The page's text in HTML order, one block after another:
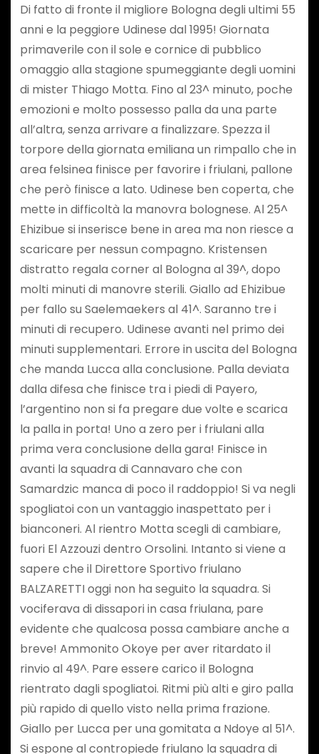
Di fatto di fronte il migliore Bologna degli ultimi 55
anni e la peggiore Udinese dal 1995! Giornata
primaverile con il sole e cornice di pubblico
omaggio alla stagione spumeggiante degli uomini
di mister Thiago Motta. Fino al 23^ minuto, poche
emozioni e molto possesso palla da una parte
all’altra, senza arrivare a finalizzare. Spezza il
torpore della giornata emiliana un rimpallo che in
area felsinea finisce per favorire i friulani, pallone
che però finisce a lato. Udinese ben coperta, che
mette in difficoltà la manovra bolognese. Al 25^
Ehizibue si inserisce bene in area ma non riesce a
scaricare per nessun compagno. Kristensen
distratto regala corner al Bologna al 39^, dopo
molti minuti di manovre sterili. Giallo ad Ehizibue
per fallo su Saelemaekers al 41^. Saranno tre i
minuti di recupero. Udinese avanti nel primo dei
minuti supplementari. Errore in uscita del Bologna
che manda Lucca alla conclusione. Palla deviata
dalla difesa che finisce tra i piedi di Payero,
l’argentino non si fa pregare due volte e scarica
la palla in porta! Uno a zero per i friulani alla
prima vera conclusione della gara! Finisce in
avanti la squadra di Cannavaro che con
Samardzic manca di poco il raddoppio! Si va negli
spogliatoi con un vantaggio inaspettato per i
bianconeri. Al rientro Motta scegli di cambiare,
fuori El Azzouzi dentro Orsolini. Intanto si viene a
sapere che il Direttore Sportivo friulano
BALZARETTI oggi non ha seguito la squadra. Si
vociferava di dissapori in casa friulana, pare
evidente che qualcosa possa cambiare anche a
breve! Ammonito Okoye per aver ritardato il
rinvio al 49^. Pare essere carico il Bologna
rientrato dagli spogliatoi. Ritmi più alti e giro palla
più rapido di quello visto nella prima frazione.
Giallo per Lucca per una gomitata a Ndoye al 51^.
Si espone al contropiede friulano la squadra di